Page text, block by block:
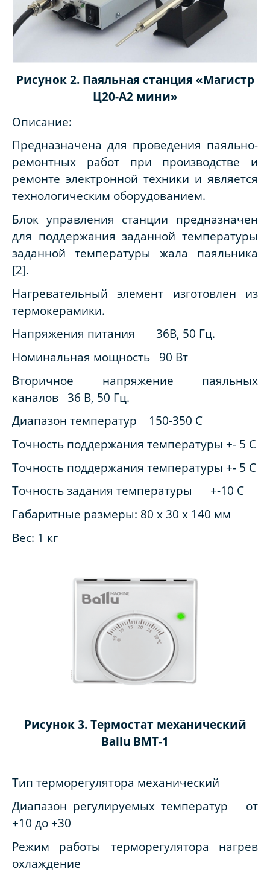
Рисунок 2. Паяльная станция «Магистр
Ц20-А2 мини»
Описание:
Предназначена для проведения паяльно-
ремонтных работ при производстве и
ремонте электронной техники и является
технологическим оборудованием.
Блок управления станции предназначен
для поддержания заданной температуры
заданной температуры жала паяльника
[2].
Нагревательный элемент изготовлен из
термокерамики.
Напряжения питания 36В, 50 Гц.
Номинальная мощность 90 Вт
Вторичное напряжение паяльных
каналов 36 В, 50 Гц.
Диапазон температур 150-350 С
Точность поддержания температуры +- 5 С
Точность поддержания температуры +- 5 С
Точность задания температуры +-10 С
Габаритные размеры: 80 х 30 х 140 мм
Вес: 1 кг
Рисунок 3. Термостат механический
Ballu BMT-1
Тип терморегулятора механический
Диапазон регулируемых температур от
+10 до +30
Режим работы терморегулятора нагрев
охлаждение